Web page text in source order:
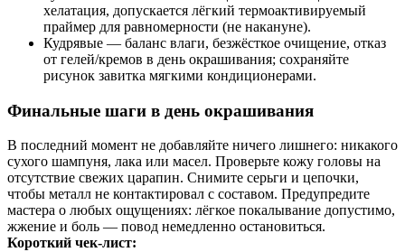
хелатация, допускается лёгкий термоактивируемый
праймер для равномерности (не накануне).
Кудрявые — баланс влаги, безжёсткое очищение, отказ
от гелей/кремов в день окрашивания; сохраняйте
рисунок завитка мягкими кондиционерами.
Финальные шаги в день окрашивания
В последний момент не добавляйте ничего лишнего: никакого
сухого шампуня, лака или масел. Проверьте кожу головы на
отсутствие свежих царапин. Снимите серьги и цепочки,
чтобы металл не контактировал с составом. Предупредите
мастера о любых ощущениях: лёгкое покалывание допустимо,
жжение и боль — повод немедленно остановиться.
Короткий чек‑лист: